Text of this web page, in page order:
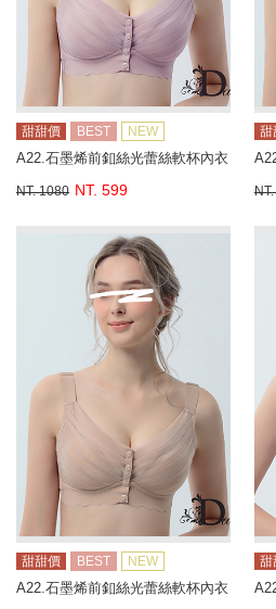
甜甜價 BEST NEW
A22.石墨烯前釦絲光蕾絲軟杯內衣
NT. 1080 NT. 599
甜
甜甜價 BEST NEW
A22.石墨烯前釦絲光蕾絲軟杯內衣
甜